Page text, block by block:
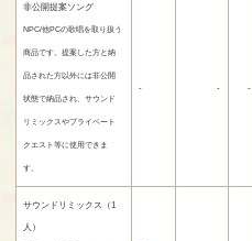
非公開提案ソング
NPC/他PCの歌唱を取り扱う
商品です。提案した方と納
品された方以外には非公開
状態で納品され、サウンド
リミックスやプライベート
クエスト等に使用できま
す。
- - -
サウンドリミックス（1
人）